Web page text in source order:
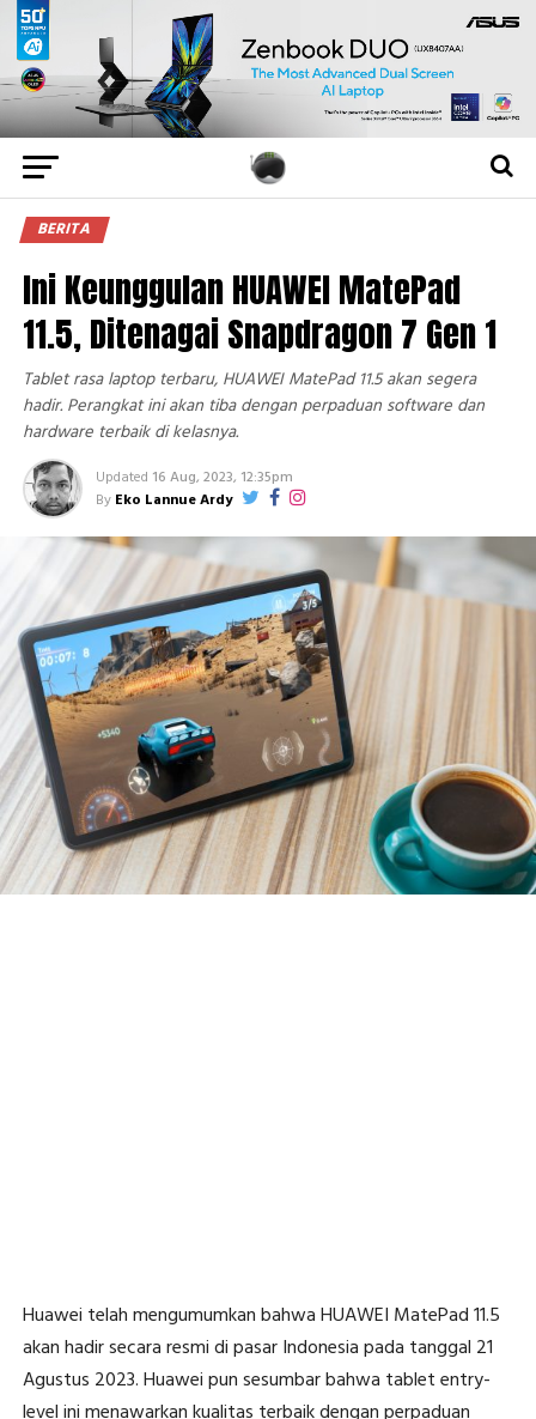
BERITA
Ini Keunggulan HUAWEI MatePad
11.5, Ditenagai Snapdragon 7 Gen 1
Tablet rasa laptop terbaru, HUAWEI MatePad 11.5 akan segera
hadir. Perangkat ini akan tiba dengan perpaduan software dan
hardware terbaik di kelasnya.
Updated 16 Aug, 2023, 12:35pm
By Eko Lannue Ardy
Huawei telah mengumumkan bahwa HUAWEI MatePad 11.5
akan hadir secara resmi di pasar Indonesia pada tanggal 21
Agustus 2023. Huawei pun sesumbar bahwa tablet entry-
level ini menawarkan kualitas terbaik dengan perpaduan